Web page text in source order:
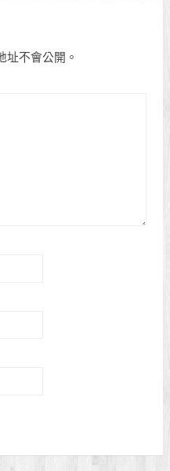
址不會公開。